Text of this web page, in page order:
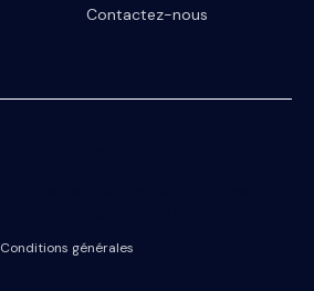
Contactez-nous
Conditions générales